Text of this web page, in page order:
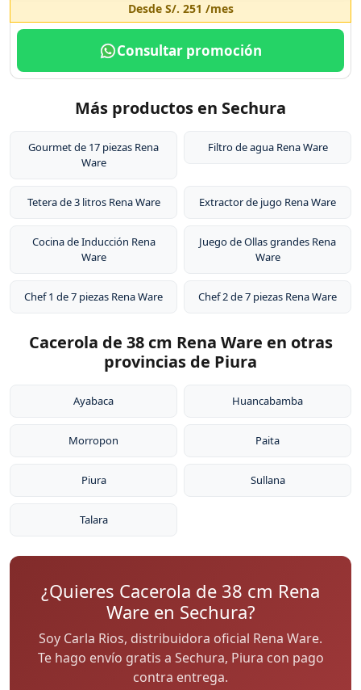
Desde S/. 251 /mes
Consultar promoción
Más productos en Sechura
Gourmet de 17 piezas Rena
Ware
Filtro de agua Rena Ware
Tetera de 3 litros Rena Ware Extractor de jugo Rena Ware
Cocina de Inducción Rena
Ware
Juego de Ollas grandes Rena
Ware
Chef 1 de 7 piezas Rena Ware Chef 2 de 7 piezas Rena Ware
Cacerola de 38 cm Rena Ware en otras
provincias de Piura
Ayabaca Huancabamba
Morropon Paita
Piura Sullana
Talara
¿Quieres Cacerola de 38 cm Rena
Ware en Sechura?
Soy Carla Rios, distribuidora oficial Rena Ware.
Te hago envío gratis a Sechura, Piura con pago
contra entrega.